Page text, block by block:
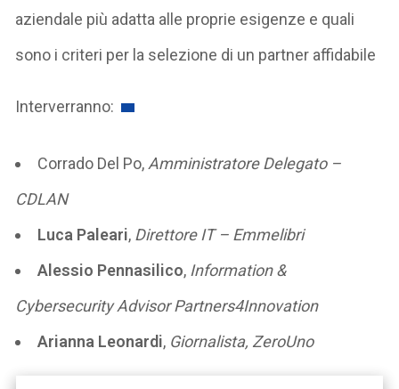
aziendale più adatta alle proprie esigenze e quali
sono i criteri per la selezione di un partner affidabile
Interverranno:
Corrado Del Po, Amministratore Delegato –
CDLAN
Luca Paleari, Direttore IT – Emmelibri
Alessio Pennasilico, Information &
Cybersecurity Advisor Partners4Innovation
Arianna Leonardi, Giornalista, ZeroUno